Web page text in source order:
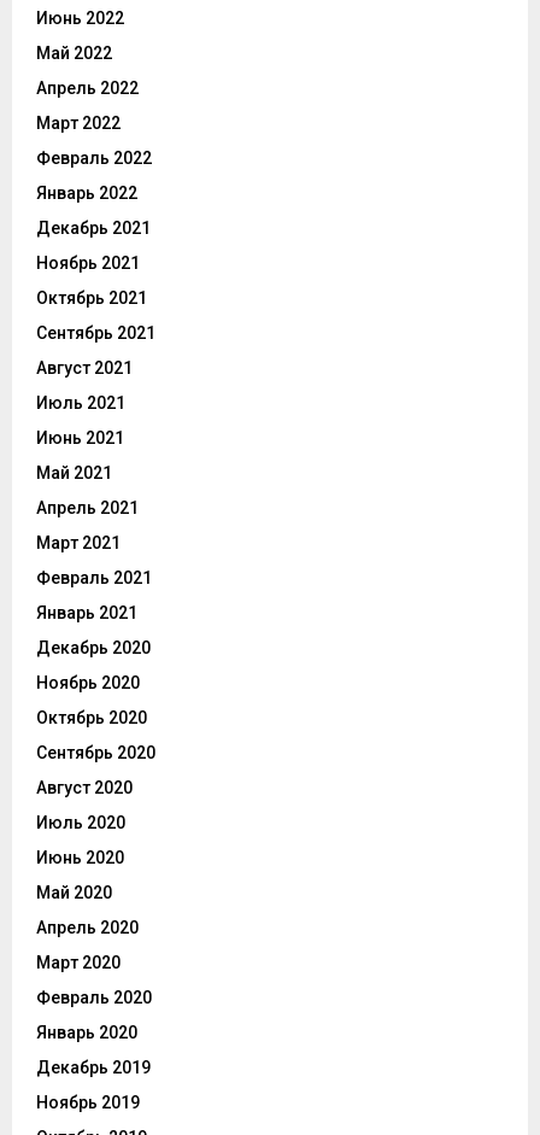
Июнь 2022
Май 2022
Апрель 2022
Март 2022
Февраль 2022
Январь 2022
Декабрь 2021
Ноябрь 2021
Октябрь 2021
Сентябрь 2021
Август 2021
Июль 2021
Июнь 2021
Май 2021
Апрель 2021
Март 2021
Февраль 2021
Январь 2021
Декабрь 2020
Ноябрь 2020
Октябрь 2020
Сентябрь 2020
Август 2020
Июль 2020
Июнь 2020
Май 2020
Апрель 2020
Март 2020
Февраль 2020
Январь 2020
Декабрь 2019
Ноябрь 2019